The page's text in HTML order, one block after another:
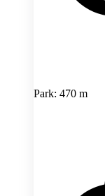
Park: 470 m